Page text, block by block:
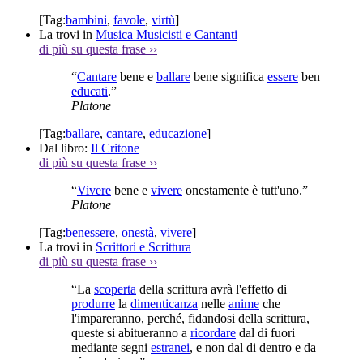
[Tag:bambini, favole, virtù]
La trovi in Musica Musicisti e Cantanti
di più su questa frase ››
“Cantare bene e ballare bene significa essere ben
educati.”
Platone
[Tag:ballare, cantare, educazione]
Dal libro: Il Critone
di più su questa frase ››
“Vivere bene e vivere onestamente è tutt'uno.”
Platone
[Tag:benessere, onestà, vivere]
La trovi in Scrittori e Scrittura
di più su questa frase ››
“La scoperta della scrittura avrà l'effetto di
produrre la dimenticanza nelle anime che
l'impareranno, perché, fidandosi della scrittura,
queste si abitueranno a ricordare dal di fuori
mediante segni estranei, e non dal di dentro e da